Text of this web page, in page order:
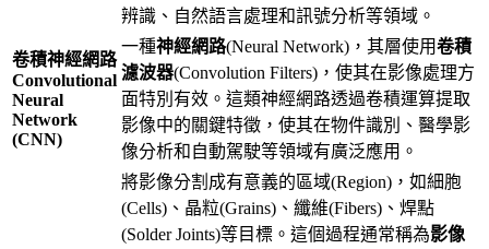
辨識、自然語言處理和訊號分析等領域。
卷積神經網路
Convolutional
Neural
Network
(CNN)
一種神經網路(Neural Network)，其層使用卷積
濾波器(Convolution Filters)，使其在影像處理方
面特別有效。這類神經網路透過卷積運算提取
影像中的關鍵特徵，使其在物件識別、醫學影
像分析和自動駕駛等領域有廣泛應用。
將影像分割成有意義的區域(Region)，如細胞
(Cells)、晶粒(Grains)、纖維(Fibers)、焊點
(Solder Joints)等目標。這個過程通常稱為影像